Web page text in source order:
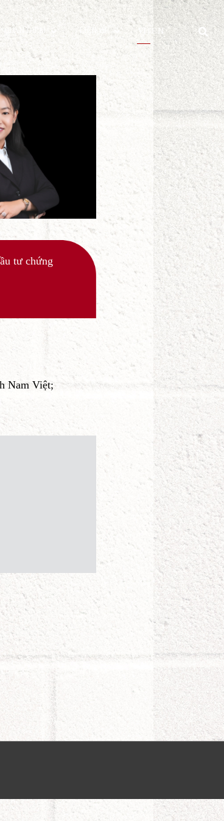
PHÍ DỊCH VỤ LIÊN HỆ
quản lý đầu tư chứng
tư tài chính Nam Việt;
Trăng);